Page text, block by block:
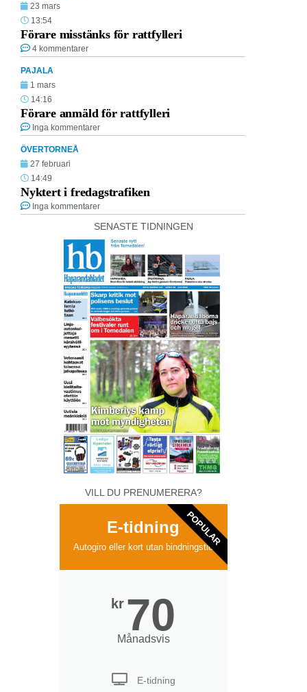
23 mars
13:54
Förare misstänks för rattfylleri
4 kommentarer
PAJALA
1 mars
14:16
Förare anmäld för rattfylleri
Inga kommentarer
ÖVERTORNEÅ
27 februari
14:49
Nyktert i fredagstrafiken
Inga kommentarer
SENASTE TIDNINGEN
VILL DU PRENUMERERA?
E-tidning
Autogiro eller kort utan bindningstid
kr 70
Månadsvis
E-tidning
POPULAR